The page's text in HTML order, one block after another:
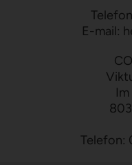
E-mail:
Telefon: